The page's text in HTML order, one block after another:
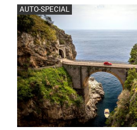
AUTO-SPECIAL